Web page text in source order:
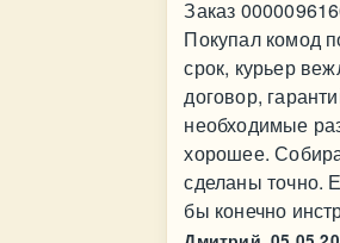
Заказ
Покупал комод
срок, курьер
договор,
необходимые
хорошее.
сделаны точно.
бы конечно